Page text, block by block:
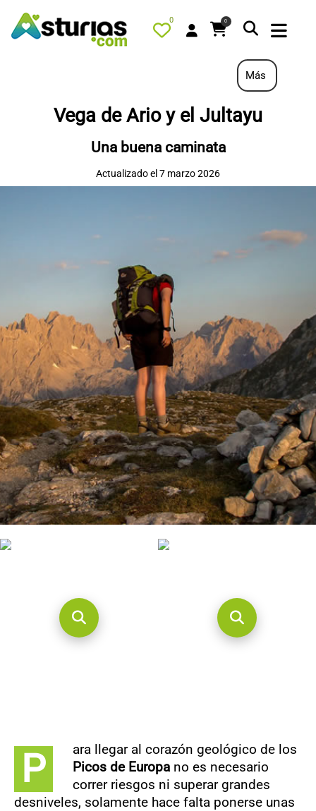
0 0
PORTADA
QUÉ HACER
ALOJAMIENTOS
OFERTAS
CONTACTO
Más
Vega de Ario y el Jultayu
Una buena caminata
Actualizado el 7 marzo 2026
P
ara llegar al corazón geológico de los
Picos de Europano es necesario
correr riesgos ni superar grandes
desniveles, solamente hace falta ponerse unas